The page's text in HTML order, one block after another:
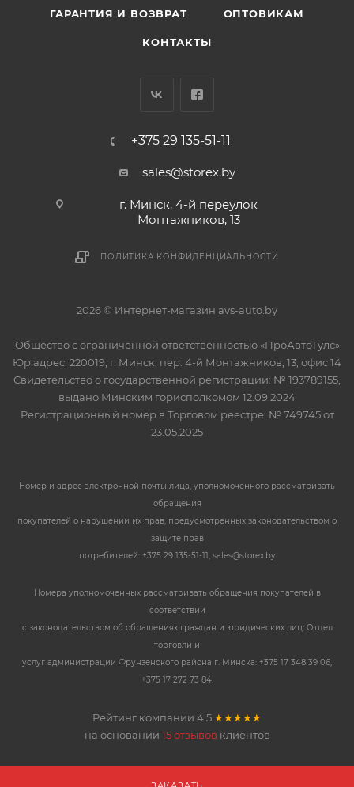
ГАРАНТИЯ И ВОЗВРАТ ОПТОВИКАМ
КОНТАКТЫ
+375 29 135-51-11
sales@storex.by
г. Минск, 4-й переулок
Монтажников, 13
ПОЛИТИКА КОНФИДЕНЦИАЛЬНОСТИ
2026 © Интернет-магазин avs-auto.by
Общество с ограниченной ответственностью «ПроАвтоТулс»
Юр.адрес: 220019, г. Минск, пер. 4-й Монтажников, 13, офис 14
Свидетельство о государственной регистрации: № 193789155,
выдано Минским горисполкомом 12.09.2024
Регистрационный номер в Торговом реестре: № 749745 от
23.05.2025
Номер и адрес электронной почты лица, уполномоченного рассматривать
обращения
покупателей о нарушении их прав, предусмотренных законодательством о
защите прав
потребителей: +375 29 135-51-11, sales@storex.by
Номера уполномоченных рассматривать обращения покупателей в
соответствии
с законодательством об обращениях граждан и юридических лиц: Отдел
торговли и
услуг администрации Фрунзенского района г. Минска: +375 17 348 39 06,
+375 17 272 73 84.
Рейтинг компании 4.5 ★★★★★
на основании 15 отзывов клиентов